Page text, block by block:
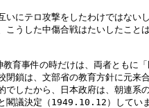
テロ攻撃をしたわけではない
こうした中傷合戦はたいしたこと
育事件の時だけは、両者ともに
閉鎖は、文部省の教育方針に元来
でしたから、日本政府は、朝連系
閣議決定（1949.10.12）してい